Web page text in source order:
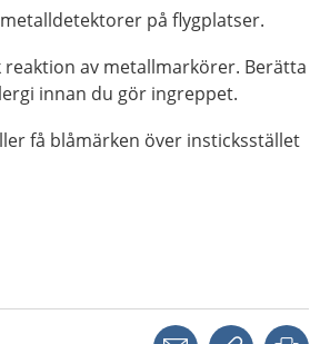
på flygplatser.
av metallmarkörer. Berätta
innan du gör ingreppet.
få blåmärken över insticksstället
Dela via mejlKopiera länk